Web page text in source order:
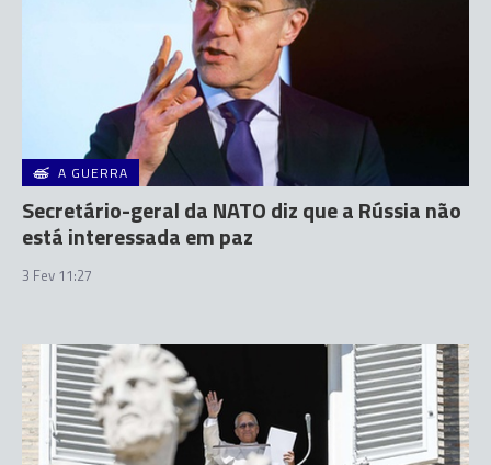
A GUERRA
Secretário-geral da NATO diz que a Rússia não
está interessada em paz
3 Fev 11:27